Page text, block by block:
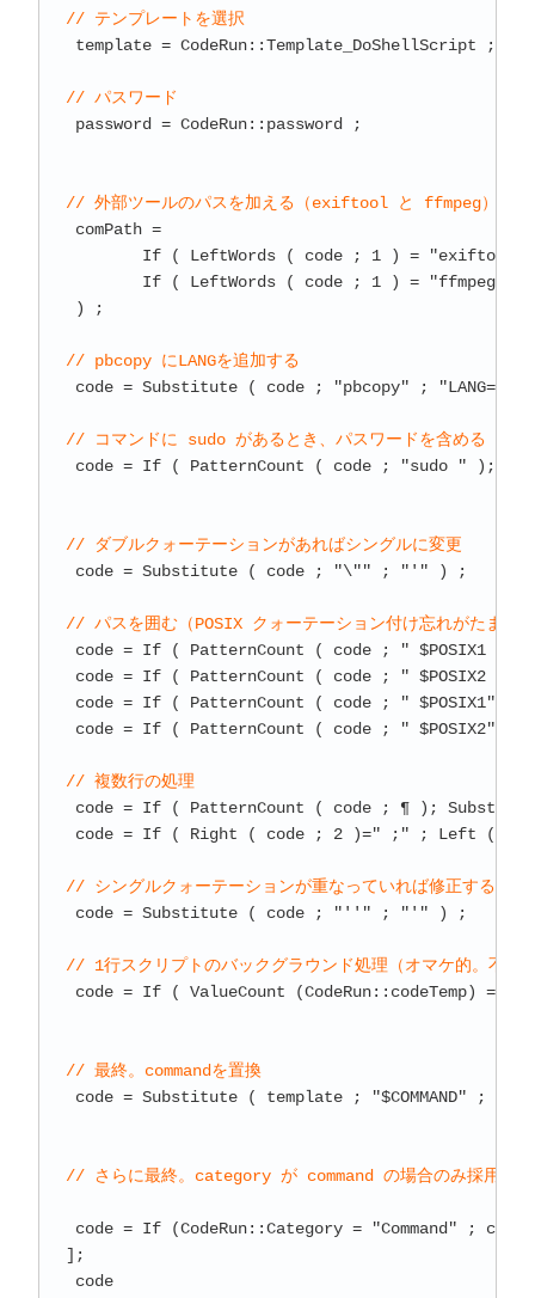
// テンプレートを選択
template = CodeRun::Template_DoShellScript ;
// パスワード
password = CodeRun::password ;
// 外部ツールのパスを加える（exiftool と ffmpeg）
comPath =
) ;
// pbcopy にLANGを追加する
code = Substitute ( code ; "pbcopy" ;
// コマンドに sudo があるとき、パスワードを含める（セ
code = If ( PatternCount ( code ; "sudo " );
// ダブルクォーテーションがあればシングルに変更
code = Substitute ( code ; "\"" ; "'" ) ;
// パスを囲む（POSIX クォーテーション付け忘れがたまに
code = If ( PatternCount ( code ; " $POSIX1
code = If ( PatternCount ( code ; " $POSIX2
code = If ( PatternCount ( code ; " $POSIX1"
code = If ( PatternCount ( code ; " $POSIX2"
// 複数行の処理
code = If ( PatternCount ( code ; ¶ );
code = If ( Right ( code ; 2 )=" ;" ; Left
// シングルクォーテーションが重なっていれば修正する
code = Substitute ( code ; "''" ; "'" ) ;
// 1行スクリプトのバックグラウンド処理（オマケ的。不要
code = If ( ValueCount (CodeRun::codeTemp)
// 最終。commandを置換
code = Substitute ( template ; "$COMMAND" ;
// さらに最終。category が command の場合のみ採用（そ
code = If (CodeRun::Category = "Command" ; code
];
code